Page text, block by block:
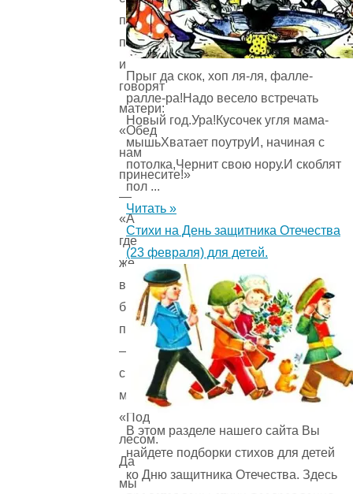
пахать
поле
и
говорят
матери:
«Обед
нам
принесите!»
—
«А
где
же
вы
будете
пахать?»
—
спрашивает
мать.
«Под
лесом.
Да
мы
Прыг да скок, хоп ля-ля, фалле-
ралле-ра!Надо весело встречать
Новый год.Ура!Кусочек угля мама-
мышьХватает поутруИ, начиная с
потолка,Чернит свою нору.И скоблят
пол ...
Читать »
Стихи на День защитника Отечества
(23 февраля) для детей.
В этом разделе нашего сайта Вы
найдете подборки стихов для детей
ко Дню защитника Отечества. Здесь